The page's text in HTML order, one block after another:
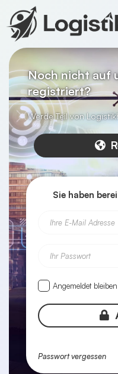
Noch nicht auf
registriert?
Werde Teil von
Sie haben
Ihre E-Mail Adresse
Ihr Passwort
Angemeldet bleiben
Passwort vergessen